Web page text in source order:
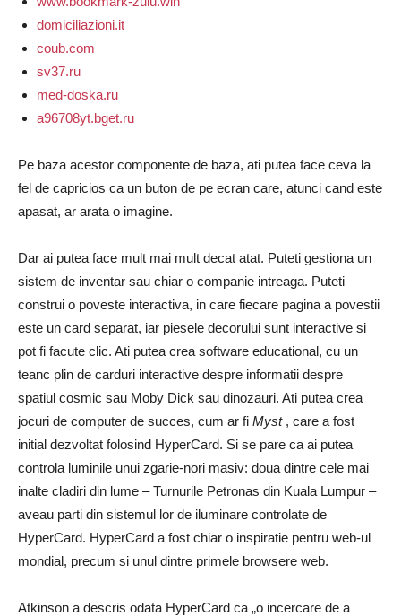
domiciliazioni.it
coub.com
sv37.ru
med-doska.ru
a96708yt.bget.ru
Pe baza acestor componente de baza, ati putea face ceva la
fel de capricios ca un buton de pe ecran care, atunci cand este
apasat, ar arata o imagine.
Dar ai putea face mult mai mult decat atat. Puteti gestiona un
sistem de inventar sau chiar o companie intreaga. Puteti
construi o poveste interactiva, in care fiecare pagina a povestii
este un card separat, iar piesele decorului sunt interactive si
pot fi facute clic. Ati putea crea software educational, cu un
teanc plin de carduri interactive despre informatii despre
spatiul cosmic sau Moby Dick sau dinozauri. Ati putea crea
jocuri de computer de succes, cum ar fi Myst, care a fost
initial dezvoltat folosind HyperCard. Si se pare ca ai putea
controla luminile unui zgarie-nori masiv: doua dintre cele mai
inalte cladiri din lume – Turnurile Petronas din Kuala Lumpur –
aveau parti din sistemul lor de iluminare controlate de
HyperCard. HyperCard a fost chiar o inspiratie pentru web-ul
mondial, precum si unul dintre primele browsere web.
Atkinson a descris odata HyperCard ca „o incercare de a